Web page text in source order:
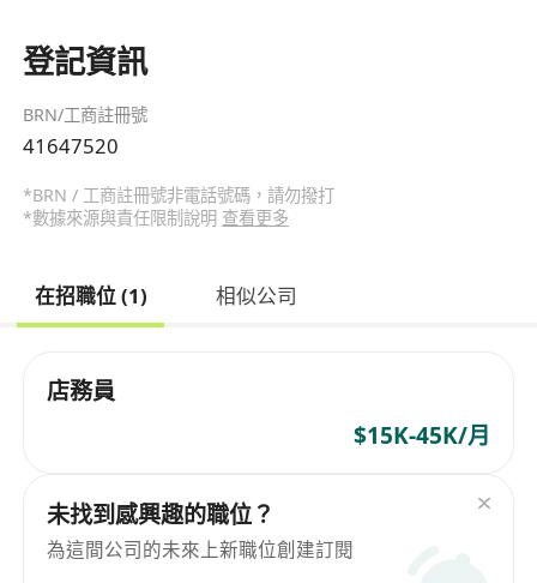
登記資訊
BRN/工商註冊號
41647520
*BRN / 工商註冊號非電話號碼，請勿撥打
*數據來源與責任限制說明 查看更多
在招職位 (1) 相似公司
店務員
$15K-45K/月
未找到感興趣的職位？
為這間公司的未來上新職位創建訂閱